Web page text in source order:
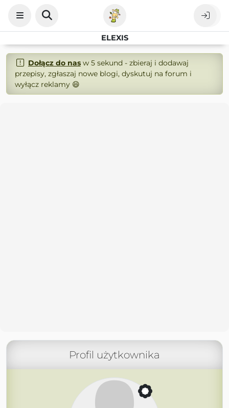
ELEXIS
Dołącz do nasw 5 sekund - zbieraj i dodawaj
przepisy, zgłaszaj nowe blogi, dyskutuj na forum i
wyłącz reklamy 😄
Profil użytkownika